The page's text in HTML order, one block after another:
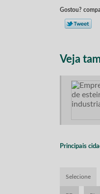
Gostou?
Veja
Principais
Selecione